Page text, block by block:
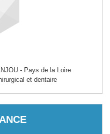
- Pays de la Loire
et dentaire